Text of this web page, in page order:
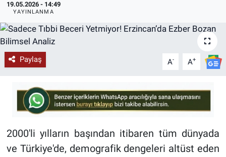
19.05.2026 - 14:49
YAYINLANMA
Paylaş A- A+
2000'li yılların başından itibaren tüm dünyada
ve Türkiye'de, demografik dengeleri altüst eden
RESMİ İLAN